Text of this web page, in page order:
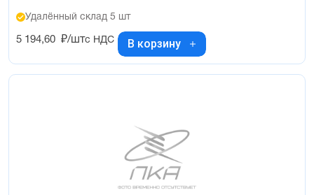
Удалённый склад 5 шт
5 194,60 ₽/штс НДС В корзину